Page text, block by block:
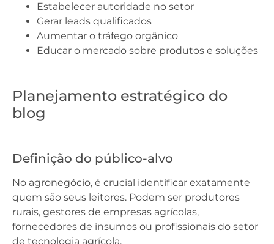
Estabelecer autoridade no setor
Gerar leads qualificados
Aumentar o tráfego orgânico
Educar o mercado sobre produtos e soluções
Planejamento estratégico do
blog
Definição do público-alvo
No agronegócio, é crucial identificar exatamente
quem são seus leitores. Podem ser produtores
rurais, gestores de empresas agrícolas,
fornecedores de insumos ou profissionais do setor
de tecnologia agrícola.